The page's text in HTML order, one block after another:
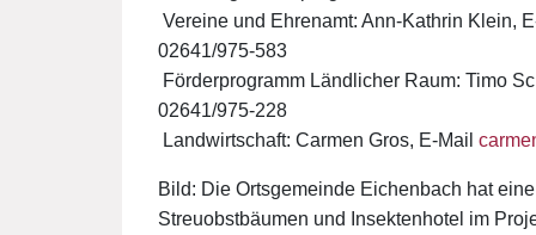
 Vereine und Ehrenamt: Ann-Kathrin Klein,
02641/975-583
 Förderprogramm Ländlicher Raum: Timo
02641/975-228
 Landwirtschaft: Carmen Gros, E-Mail
Bild: Die Ortsgemeinde Eichenbach hat
Streuobstbäumen und Insektenhotel im